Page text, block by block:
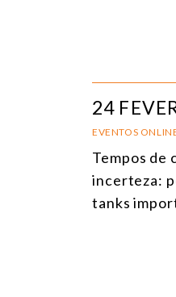
24
EVENTOS
Tempos de
incerteza:
tanks